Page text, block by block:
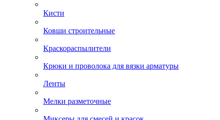
Кисти
Ковши строительные
Краскораспылители
Крюки и проволока для вязки арматуры
Ленты
Мелки разметочные